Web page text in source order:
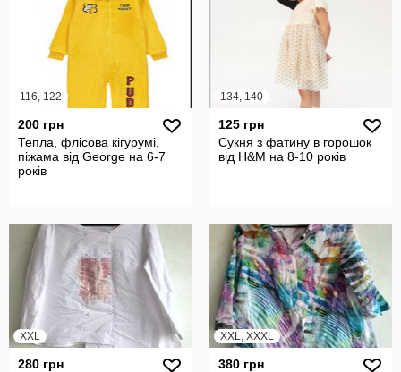
116, 122
200 грн
Тепла, флісова кігурумі,
піжама від George на 6-7
років
134, 140
125 грн
Сукня з фатину в горошок
від H&M на 8-10 років
XXL
280 грн
XXL, XXXL
380 грн